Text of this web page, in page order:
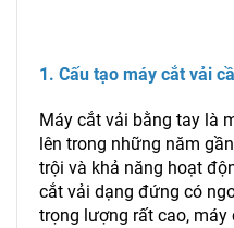
1. Cấu tạo máy cắt vải
Máy cắt vải bằng tay là
lên trong những năm
trội và khả năng hoạt
cắt vải dạng đứng có
trọng lượng rất cao,